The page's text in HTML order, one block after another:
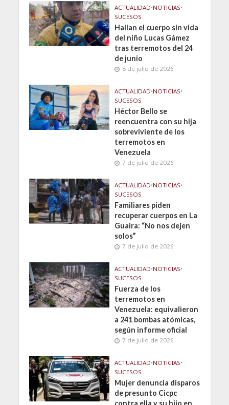
ACTUALIDAD•NOTICIAS•
SUCESOS
Hallan el cuerpo sin vida
del niño Lucas Gámez
tras terremotos del 24
de junio
8 de julio de 2026
ACTUALIDAD•NOTICIAS•
SUCESOS
Héctor Bello se
reencuentra con su hija
sobreviviente de los
terremotos en
Venezuela
7 de julio de 2026
ACTUALIDAD•NOTICIAS•
SUCESOS
Familiares piden
recuperar cuerpos en La
Guaira: “No nos dejen
solos”
7 de julio de 2026
ACTUALIDAD•NOTICIAS•
SUCESOS
Fuerza de los
terremotos en
Venezuela: equivalieron
a 241 bombas atómicas,
según informe oficial
7 de julio de 2026
ACTUALIDAD•NOTICIAS•
SUCESOS
Mujer denuncia disparos
de presunto Cicpc
contra ella y su hijo en